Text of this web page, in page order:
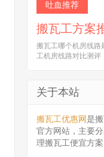
吐血推荐
搬瓦工方案
搬瓦工哪个机房线路
工机房线路对比测评
关于本站
搬瓦工优惠网 是
官方网站，主要
理搬瓦工便宜方案